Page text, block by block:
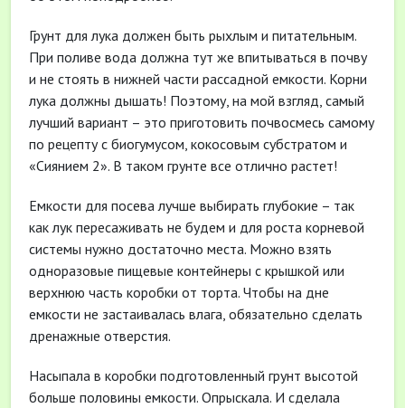
Грунт для лука должен быть рыхлым и питательным.
При поливе вода должна тут же впитываться в почву
и не стоять в нижней части рассадной емкости. Корни
лука должны дышать! Поэтому, на мой взгляд, самый
лучший вариант – это приготовить почвосмесь самому
по рецепту с биогумусом, кокосовым субстратом и
«Сиянием 2». В таком грунте все отлично растет!
Емкости для посева лучше выбирать глубокие – так
как лук пересаживать не будем и для роста корневой
системы нужно достаточно места. Можно взять
одноразовые пищевые контейнеры с крышкой или
верхнюю часть коробки от торта. Чтобы на дне
емкости не застаивалась влага, обязательно сделать
дренажные отверстия.
Насыпала в коробки подготовленный грунт высотой
больше половины емкости. Опрыскала. И сделала